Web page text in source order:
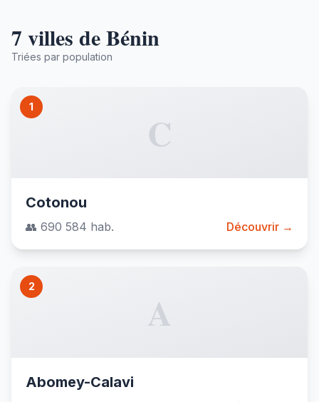
7 villes de Bénin
Triées par population
1
C
Cotonou
👥 690 584 hab. Découvrir →
2
A
Abomey-Calavi